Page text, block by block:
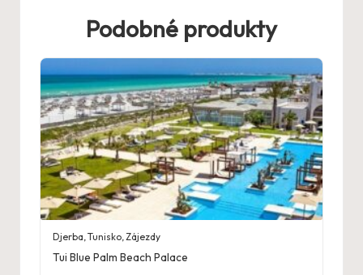
Podobné produkty
Djerba ,Tunisko Zájezdy
Tui Blue Palm Beach Palace